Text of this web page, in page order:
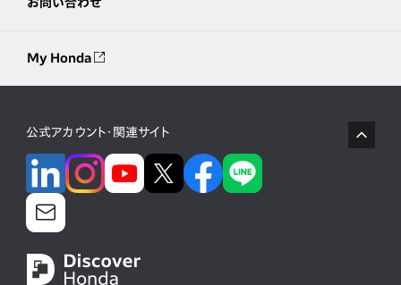
お問い合わせ
My Honda
公式アカウント・関連サイト